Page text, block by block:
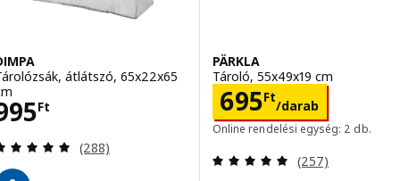
átlátszó, 65x22x65
Ft
995Ft
Vélemény: 4.9 kívül 5 csillag. Összes vélemény:
(288)
PÄRKLA
Tároló, 55x49x19 cm
695Ft
/darab
Ár 695Ft/darab
Online rendelési egység: 2 db.
Vélemény: 4.9
(257)